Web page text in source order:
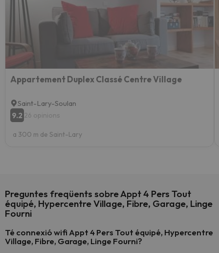
Appartement Duplex Classé Centre Village
Saint-Lary-Soulan
9.2 26 opinions
a 300 m de Saint-Lary
Preguntes freqüents sobre Appt 4 Pers Tout
équipé, Hypercentre Village, Fibre, Garage, Linge
Fourni
Té connexió wifi Appt 4 Pers Tout équipé, Hypercentre
Village, Fibre, Garage, Linge Fourni?